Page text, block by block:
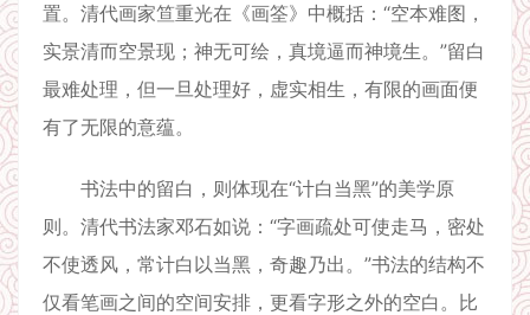
置。清代画家笪重光在《画筌》中概括：“空本难图，
实景清而空景现；神无可绘，真境逼而神境生。”留白
最难处理，但一旦处理好，虚实相生，有限的画面便
有了无限的意蕴。
书法中的留白，则体现在“计白当黑”的美学原
则。清代书法家邓石如说：“字画疏处可使走马，密处
不使透风，常计白以当黑，奇趣乃出。”书法的结构不
仅看笔画之间的空间安排，更看字形之外的空白。比